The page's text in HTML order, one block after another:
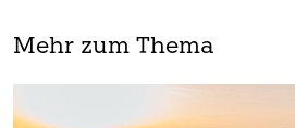
Mehr zum Thema